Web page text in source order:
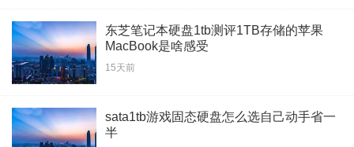
东芝笔记本硬盘1tb测评1TB存储的苹果
MacBook是啥感受
15天前
sata1tb游戏固态硬盘怎么选自己动手省一
半